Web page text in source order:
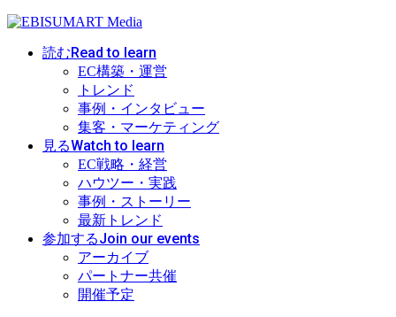
読むRead to learn
EC構築・運営
トレンド
事例・インタビュー
集客・マーケティング
見るWatch to learn
EC戦略・経営
ハウツー・実践
事例・ストーリー
最新トレンド
参加するJoin our events
アーカイブ
パートナー共催
開催予定